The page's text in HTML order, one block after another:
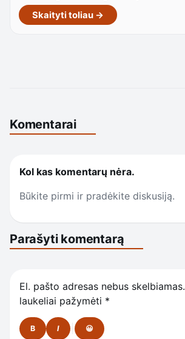
Skaityti toliau →
Komentarai
Kol kas komentarų nėra.
Būkite pirmi ir pradėkite diskusiją.
Parašyti komentarą
El. pašto adresas nebus skelbiamas.
laukeliai pažymėti *
B I 😀